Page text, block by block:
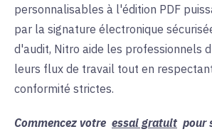
personnalisables à l'édition PDF
par la signature électronique
d'audit, Nitro aide les professionnels
leurs flux de travail tout en
conformité strictes.
Commencez votre essai gratuit pour